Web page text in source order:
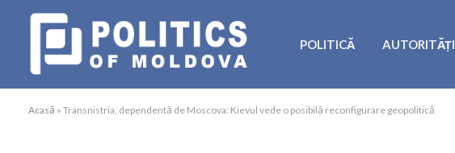
POLITICĂ AUTORITĂȚI
Acasă » Transnistria, dependentă de Moscova: Kievul vede o posibilă reconfigurare geopolitică